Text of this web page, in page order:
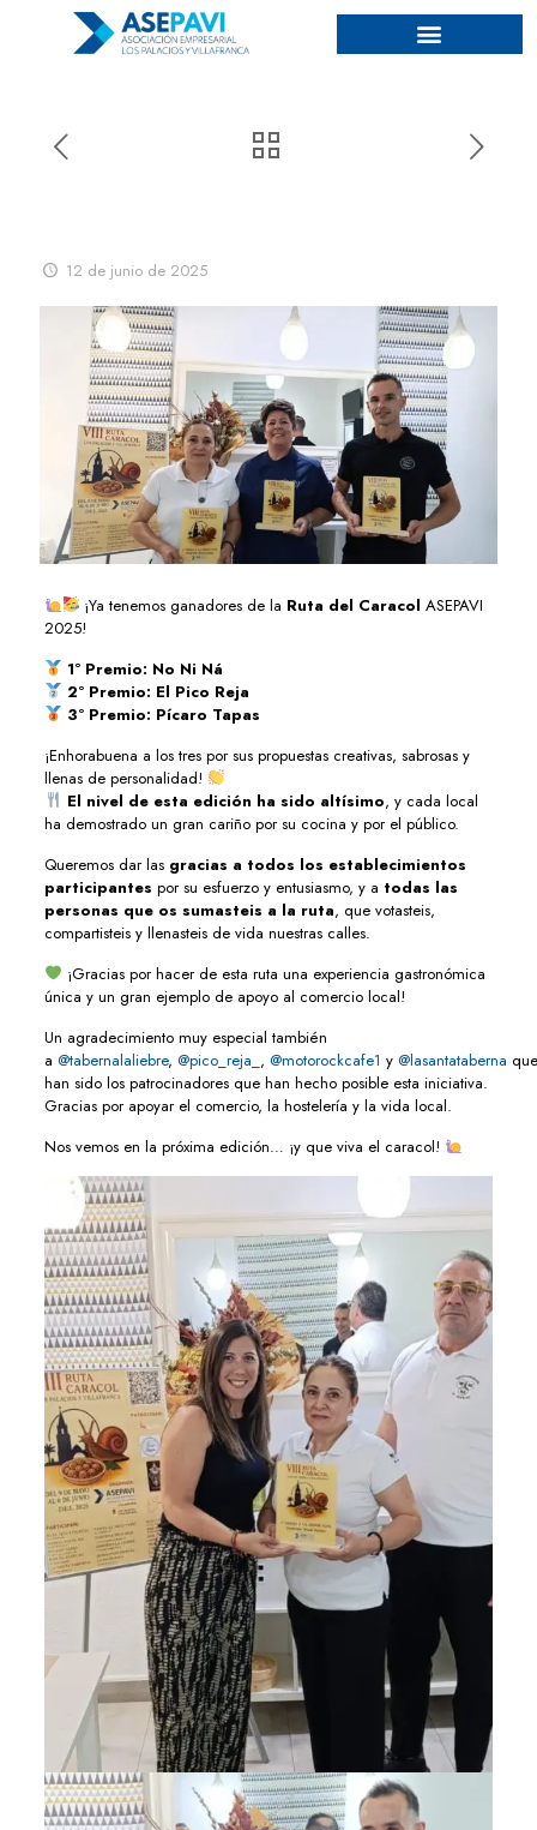
12 de junio de 2025
¡Ya tenemos ganadores de la Ruta del Caracol ASEPAVI
2025!
1º Premio: No Ni Ná
2º Premio: El Pico Reja
3º Premio: Pícaro Tapas
¡Enhorabuena a los tres por sus propuestas creativas, sabrosas y
llenas de personalidad!
El nivel de esta edición ha sido altísimo, y cada local
ha demostrado un gran cariño por su cocina y por el público.
Queremos dar las gracias a todos los establecimientos
participantes por su esfuerzo y entusiasmo, y a todas las
personas que os sumasteis a la ruta, que votasteis,
compartisteis y llenasteis de vida nuestras calles.
¡Gracias por hacer de esta ruta una experiencia gastronómica
única y un gran ejemplo de apoyo al comercio local!
Un agradecimiento muy especial también
a @tabernalaliebre, @pico_reja_ , @motorockcafe1 y @lasantataberna que
han sido los patrocinadores que han hecho posible esta iniciativa.
Gracias por apoyar el comercio, la hostelería y la vida local.
Nos vemos en la próxima edición… ¡y que viva el caracol!